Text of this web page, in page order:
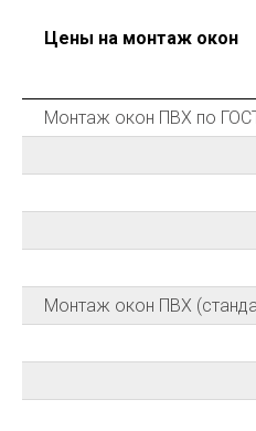
Цены на монтаж окон
Монтаж окон ПВХ по
Монтаж окон ПВХ